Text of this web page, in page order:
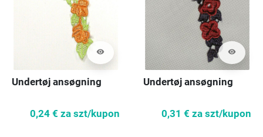
visibility
Undertøj ansøgning
0,24 € za szt/kupon
visibility
Undertøj ansøgning
0,31 € za szt/kupon